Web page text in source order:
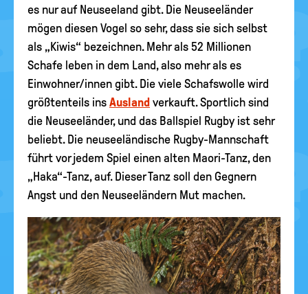
es nur auf Neuseeland gibt. Die Neuseeländer
mögen diesen Vogel so sehr, dass sie sich selbst
als „Kiwis“ bezeichnen. Mehr als 52 Millionen
Schafe leben in dem Land, also mehr als es
Einwohner/innen gibt. Die viele Schafswolle wird
größtenteils ins Ausland verkauft. Sportlich sind
die Neuseeländer, und das Ballspiel Rugby ist sehr
beliebt. Die neuseeländische Rugby-Mannschaft
führt vor jedem Spiel einen alten Maori-Tanz, den
„Haka“-Tanz, auf. Dieser Tanz soll den Gegnern
Angst und den Neuseeländern Mut machen.